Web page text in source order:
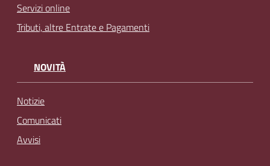
Servizi online
Tributi, altre Entrate e Pagamenti
NOVITÀ
Notizie
Comunicati
Avvisi